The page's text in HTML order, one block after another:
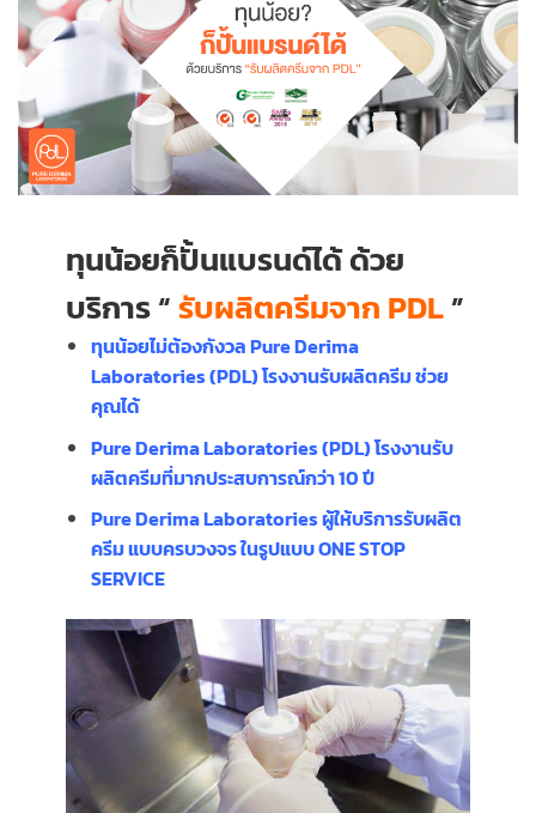
ทุนน้อยก็ปั้นแบรนด์ได้ ด้วย
บริการ “รับผลิตครีมจาก PDL”
ทุนน้อยไม่ต้องกังวล Pure Derima
Laboratories (PDL) โรงงานรับผลิตครีม ช่วย
คุณได้
Pure Derima Laboratories (PDL)โรงงานรับ
ผลิตครีมที่มากประสบการณ์กว่า 10 ปี
Pure Derima Laboratoriesผู้ให้บริการรับผลิต
ครีม แบบครบวงจร ในรูปแบบONE STOP
SERVICE